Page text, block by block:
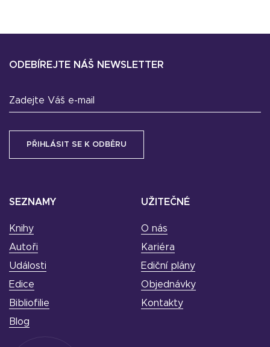
SEZNAMY
Knihy
Autoři
Události
Edice
Bibliofilie
Blog
UŽITEČNÉ
O nás
Kariéra
Ediční plány
Objednávky
Kontakty
ODEBÍREJTE NÁŠ NEWSLETTER
Zadejte Váš e-mail